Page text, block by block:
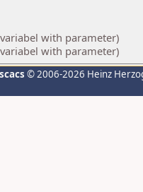
with parameter)
with parameter)
© 2006-2026 Heinz